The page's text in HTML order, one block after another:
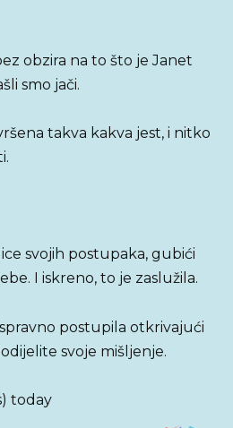
obzira na to što je Janet
smo jači.
takva kakva jest, i nitko
svojih postupaka, gubići
I iskreno, to je zaslužila.
postupila otkrivajući
svoje mišljenje.
today